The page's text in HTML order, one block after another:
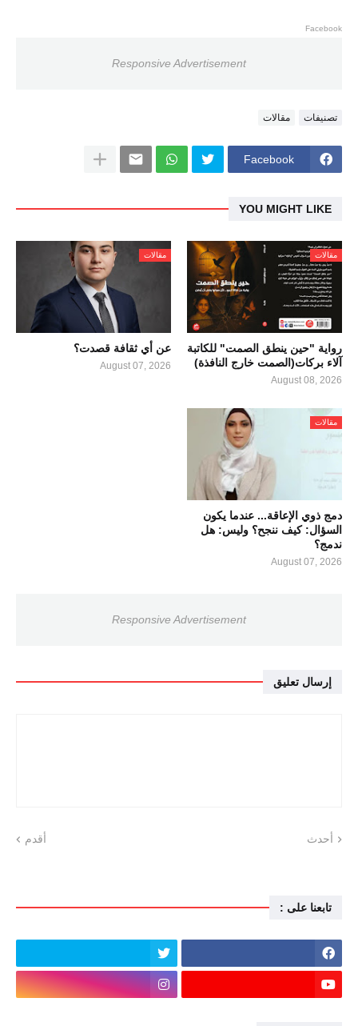
Facebook
Responsive Advertisement
تصنيفات مقالات
Facebook
YOU MIGHT LIKE
مقالات
رواية "حين ينطق الصمت" للكاتبة
آلاء بركات(الصمت خارج النافذة)
August 08, 2026
مقالات
عن أي ثقافة قصدت؟
August 07, 2026
مقالات
دمج ذوي الإعاقة... عندما يكون
السؤال: كيف ننجح؟ وليس: هل
ندمج؟
August 07, 2026
Responsive Advertisement
إرسال تعليق
أحدث أقدم
تابعنا على :